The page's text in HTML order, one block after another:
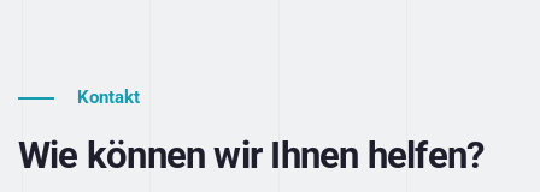
Kontakt
Wie können wir Ihnen helfen?